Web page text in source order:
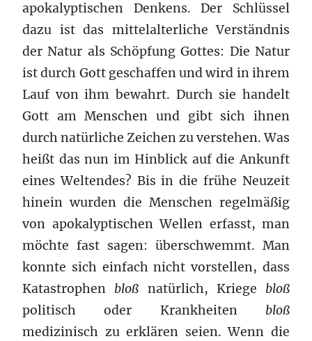
apokalyptischen Denkens. Der Schlüssel
dazu ist das mittelalterliche Verständnis
der Natur als Schöpfung Gottes: Die Natur
ist durch Gott geschaffen und wird in ihrem
Lauf von ihm bewahrt. Durch sie handelt
Gott am Menschen und gibt sich ihnen
durch natürliche Zeichen zu verstehen. Was
heißt das nun im Hinblick auf die Ankunft
eines Weltendes? Bis in die frühe Neuzeit
hinein wurden die Menschen regelmäßig
von apokalyptischen Wellen erfasst, man
möchte fast sagen: überschwemmt. Man
konnte sich einfach nicht vorstellen, dass
Katastrophen bloß natürlich, Kriege bloß
politisch oder Krankheiten bloß
medizinisch zu erklären seien. Wenn die